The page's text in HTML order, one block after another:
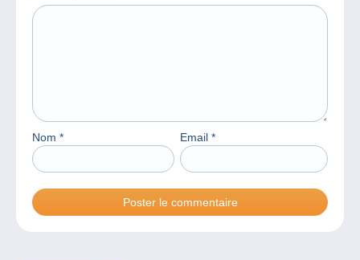
Nom * Email *